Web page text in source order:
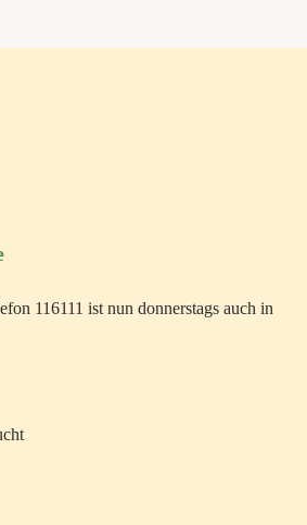
116111 ist nun donnerstags auch in